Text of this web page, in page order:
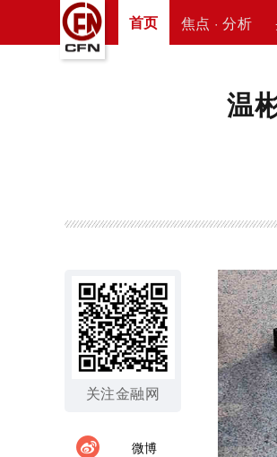
首页 焦点 · 分析
温
关注金融网
微博